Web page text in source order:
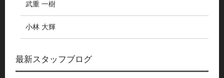
武重 一樹
小林 大輝
最新スタッフブログ